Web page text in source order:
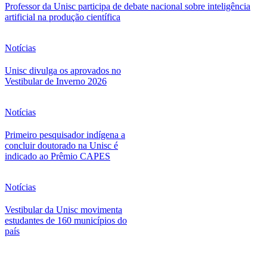
Professor da Unisc participa de debate nacional sobre inteligência
artificial na produção científica
Notícias
Unisc divulga os aprovados no
Vestibular de Inverno 2026
Notícias
Primeiro pesquisador indígena a
concluir doutorado na Unisc é
indicado ao Prêmio CAPES
Notícias
Vestibular da Unisc movimenta
estudantes de 160 municípios do
país